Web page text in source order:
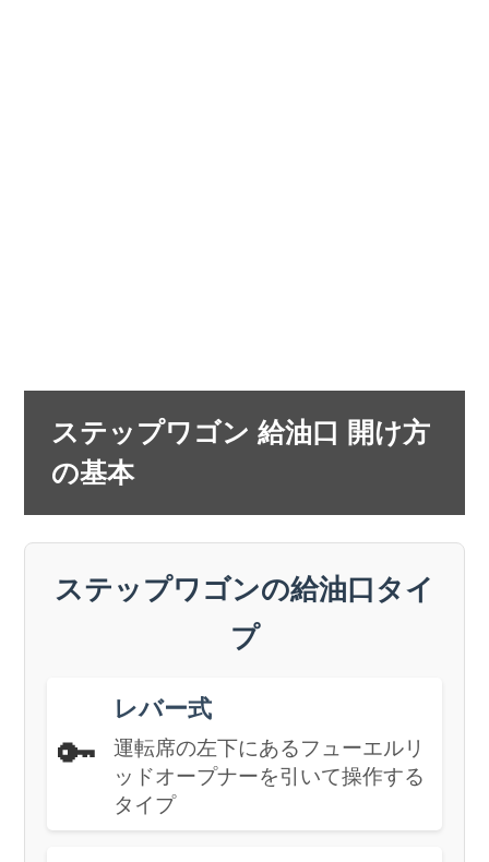
ステップワゴン 給油口 開け方
の基本
ステップワゴンの給油口タイ
プ
🔑
レバー式
運転席の左下にあるフューエルリ
ッドオープナーを引いて操作する
タイプ